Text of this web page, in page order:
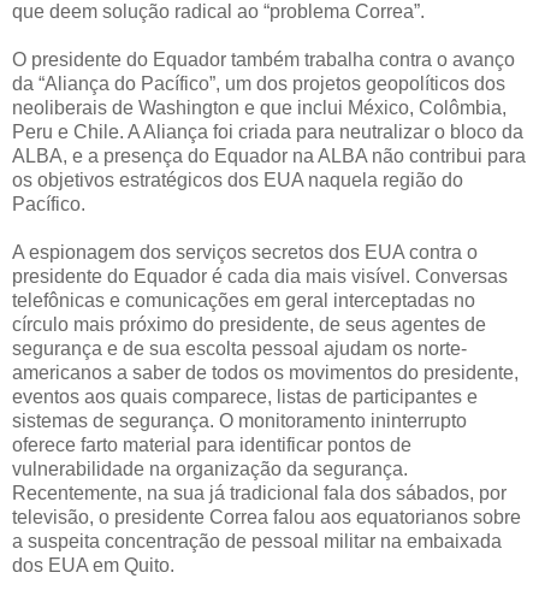
que deem solução radical ao “problema Correa”.
O presidente do Equador também trabalha contra o avanço
da “Aliança do Pacífico”, um dos projetos geopolíticos dos
neoliberais de Washington e que inclui México, Colômbia,
Peru e Chile. A Aliança foi criada para neutralizar o bloco da
ALBA, e a presença do Equador na ALBA não contribui para
os objetivos estratégicos dos EUA naquela região do
Pacífico.
A espionagem dos serviços secretos dos EUA contra o
presidente do Equador é cada dia mais visível. Conversas
telefônicas e comunicações em geral interceptadas no
círculo mais próximo do presidente, de seus agentes de
segurança e de sua escolta pessoal ajudam os norte-
americanos a saber de todos os movimentos do presidente,
eventos aos quais comparece, listas de participantes e
sistemas de segurança. O monitoramento ininterrupto
oferece farto material para identificar pontos de
vulnerabilidade na organização da segurança.
Recentemente, na sua já tradicional fala dos sábados, por
televisão, o presidente Correa falou aos equatorianos sobre
a suspeita concentração de pessoal militar na embaixada
dos EUA em Quito.